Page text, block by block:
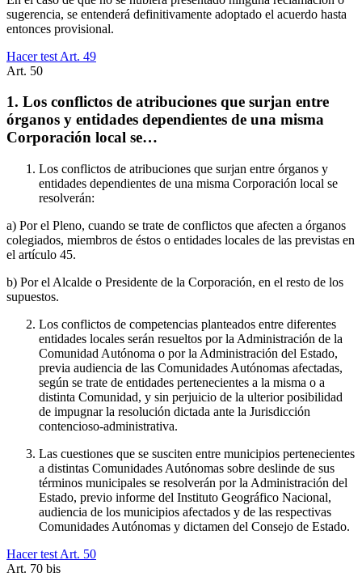
sugerencia, se entenderá definitivamente adoptado el acuerdo hasta
entonces provisional.
Hacer test Art. 49
Art. 50
1. Los conflictos de atribuciones que surjan entre
órganos y entidades dependientes de una misma
Corporación local se…
Los conflictos de atribuciones que surjan entre órganos y
entidades dependientes de una misma Corporación local se
resolverán:
a) Por el Pleno, cuando se trate de conflictos que afecten a órganos
colegiados, miembros de éstos o entidades locales de las previstas en
el artículo 45.
b) Por el Alcalde o Presidente de la Corporación, en el resto de los
supuestos.
Los conflictos de competencias planteados entre diferentes
entidades locales serán resueltos por la Administración de la
Comunidad Autónoma o por la Administración del Estado,
previa audiencia de las Comunidades Autónomas afectadas,
según se trate de entidades pertenecientes a la misma o a
distinta Comunidad, y sin perjuicio de la ulterior posibilidad
de impugnar la resolución dictada ante la Jurisdicción
contencioso-administrativa.
Las cuestiones que se susciten entre municipios pertenecientes
a distintas Comunidades Autónomas sobre deslinde de sus
términos municipales se resolverán por la Administración del
Estado, previo informe del Instituto Geográfico Nacional,
audiencia de los municipios afectados y de las respectivas
Comunidades Autónomas y dictamen del Consejo de Estado.
Hacer test Art. 50
Art. 70 bis